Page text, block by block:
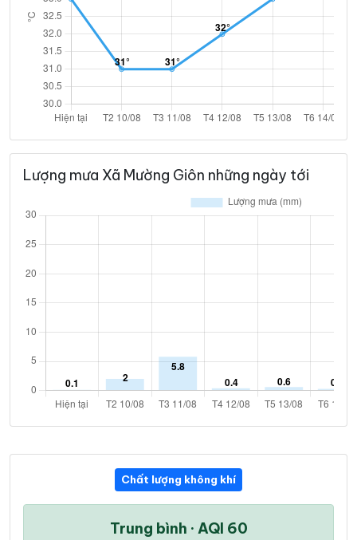
Lượng mưa Xã Mường Giôn những ngày tới
Chất lượng không khí
Trung bình · AQI 60